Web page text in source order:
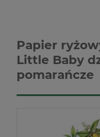
Papier
Little Baby
pomarańcze